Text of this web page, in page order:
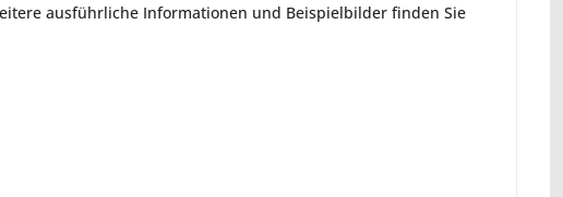
ausführliche Informationen und Beispielbilder finden Sie